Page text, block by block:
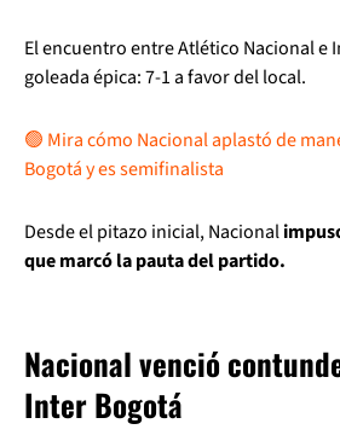
El encuentro entre Atlético Nacional e
goleada épica: 7-1 a favor del local.
🟢 Mira cómo Nacional aplastó de
Bogotá y es semifinalista
Desde el pitazo inicial, Nacional
que marcó la pauta del partido.
Nacional venció
Inter Bogotá